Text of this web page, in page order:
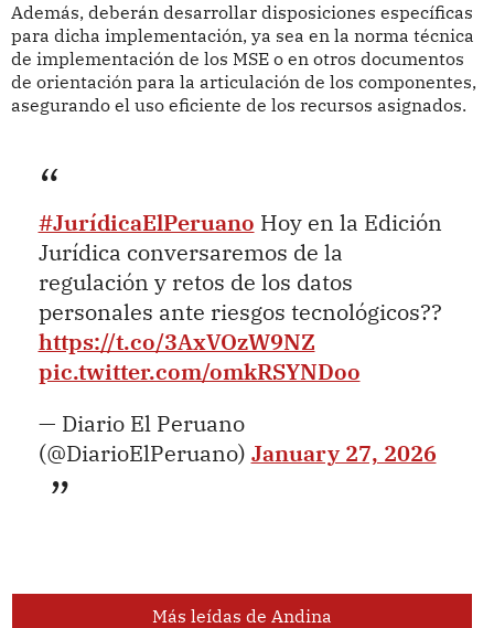
Además, deberán desarrollar disposiciones específicas
para dicha implementación, ya sea en la norma técnica
de implementación de los MSE o en otros documentos
de orientación para la articulación de los componentes,
asegurando el uso eficiente de los recursos asignados.
#JurídicaElPeruano Hoy en la Edición
Jurídica conversaremos de la
regulación y retos de los datos
personales ante riesgos tecnológicos??
https://t.co/3AxVOzW9NZ
pic.twitter.com/omkRSYNDoo
— Diario El Peruano
(@DiarioElPeruano) January 27, 2026
Más leídas de Andina